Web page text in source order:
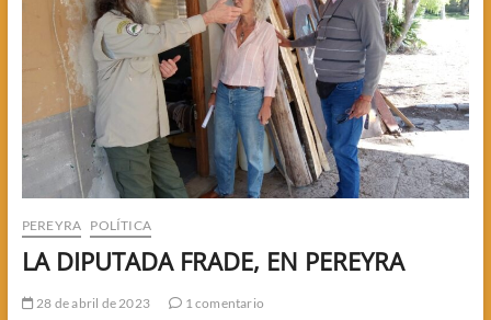
PEREYRA POLÍTICA
LA DIPUTADA FRADE, EN PEREYRA
28 de abril de 2023 1 comentario